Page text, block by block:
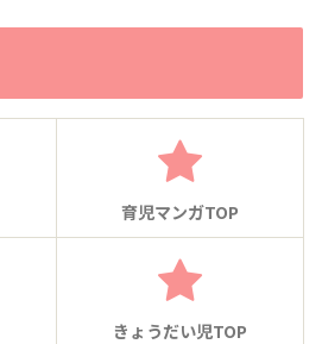
育児マンガTOP
きょうだい児TOP